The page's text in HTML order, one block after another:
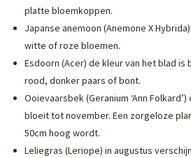
platte bloemkoppen.
Japanse anemoon (Anemone X
witte of roze bloemen.
Esdoorn (Acer) de kleur van het blad is
rood, donker paars of bont.
Ooievaarsbek (Geranium ‘Ann
bloeit tot november. Een zorgeloze
50cm hoog wordt.
Leliegras (Leriope) in augustus